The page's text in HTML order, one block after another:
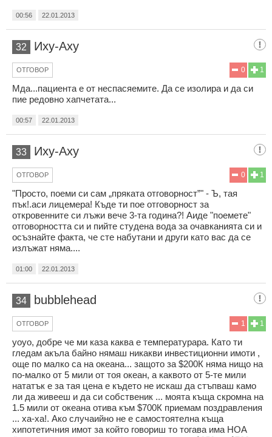
00:56 22.01.2013
32 Иху-Аху
1
0
ОТГОВОР
Мда...пациента е от неспасяемите. Да се изолира и да си
пие редовно хапчетата...
00:57 22.01.2013
33 Иху-Аху
1
0
ОТГОВОР
"Просто, поеми си сам „пряката отговорност”" - Ъ, тая
пък!.аси лицемера! Къде ти пое отговорност за
откровенните си лъжи вече 3-та година?! Аиде "поемете"
отговорността си и пийте студена вода за очавканията си и
осъзнайте факта, че сте набутани и други като вас да се
излъжат няма....
01:00 22.01.2013
34 bubblehead
1
1
ОТГОВОР
yoyo, добре че ми каза каква е температурара. Като ти
гледам акъла байно нямаш никакви инвестиционни имоти ,
още по малко са на океана... защото за $200К няма нищо на
по-малко от 5 мили от тоя океан, а каквото от 5-те мили
нататък е за тая цена е където не искаш да стъпваш камо
ли да живееш и да си собственик ... моята къща скромна на
1.5 мили от океана отива към $700К приемам поздравления
... ха-ха!. Ако случаийно не е самостоятелна къща
хипотетичния имот за който говориш то тогава има HОА